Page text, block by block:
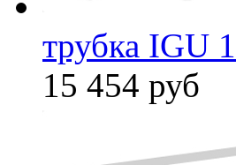
трубка IGU
15 454 руб